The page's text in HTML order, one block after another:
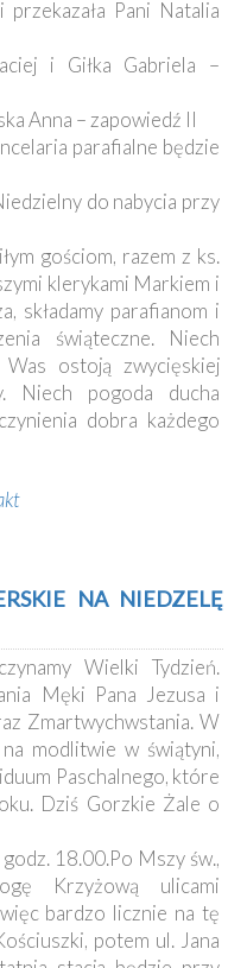
Pani Natalia
i Giłka Gabriela –
Anna – zapowiedź II
parafialne będzie
do nabycia przy
gościom, razem z ks.
klerykami Markiem i
składamy parafianom i
świąteczne. Niech
ostoją zwycięskiej
Niech pogoda ducha
dobra każdego
NA NIEDZELĘ
Wielki Tydzień.
Męki Pana Jezusa i
Zmartwychwstania. W
modlitwie w świątyni,
Paschalnego, które
Dziś Gorzkie Żale o
18.00.Po Mszy św.,
Krzyżową ulicami
bardzo licznie na tę
potem ul. Jana